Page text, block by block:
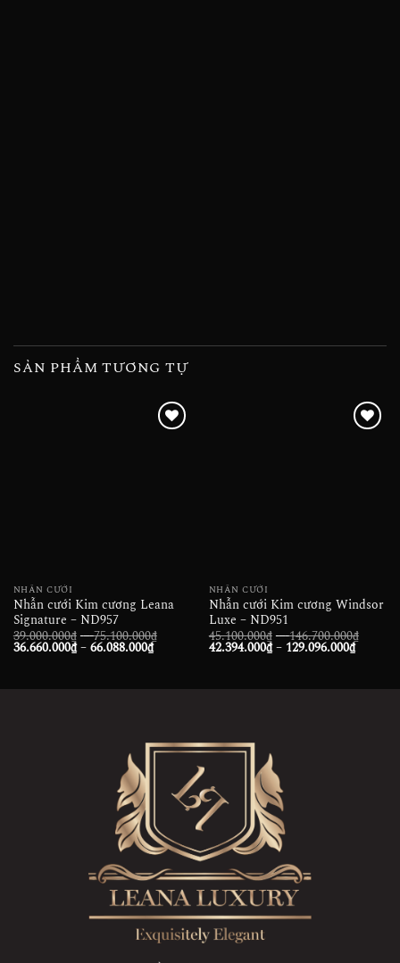
SẢN PHẨM TƯƠNG TỰ
NHẪN CƯỚI
Nhẫn cưới Kim cương Leana
Signature – ND957
39.000.000₫ – 75.100.000₫
75.100.000₫
36.660.000₫ – 66.088.000₫Khoảng
giá:
đến
NHẪN CƯỚI
Nhẫn cưới Kim cương Windsor
Luxe – ND951
45.100.000₫ – 146.700.000₫
42.394.000₫ – 129.096.000₫Khoảng
giá:
đến